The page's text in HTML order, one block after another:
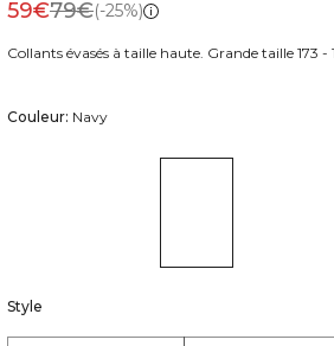
59€79€(-25%)
Collants évasés à taille haute. Grande taille 173 -
Couleur: Navy
Style